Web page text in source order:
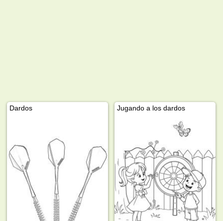
Dardos Jugando a los dardos